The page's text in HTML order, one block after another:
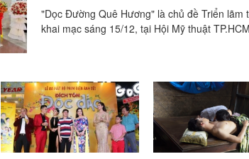
"Dọc Đường Quê Hương" là chủ đề Triển lãm
khai mạc sáng 15/12, tại Hội Mỹ thuật